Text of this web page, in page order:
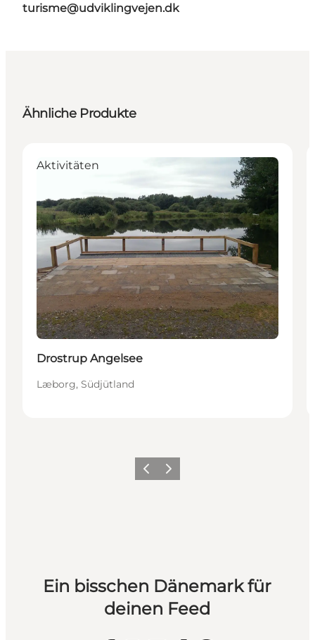
turisme@udviklingvejen.dk
Ähnliche Produkte
Aktivitäten
Drostrup Angelsee
Læborg, Südjütland
ZurückWeiter
Ein bisschen Dänemark für
deinen Feed